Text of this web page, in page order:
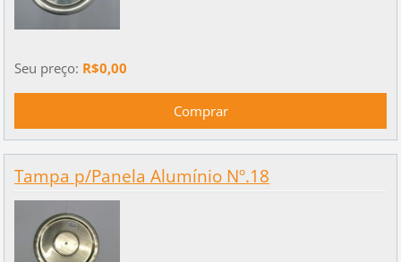
Seu preço: R$0,00
Tampa p/Panela Alumínio Nº.18